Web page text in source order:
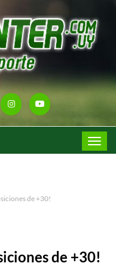
Toggle
de +30!
de +30!